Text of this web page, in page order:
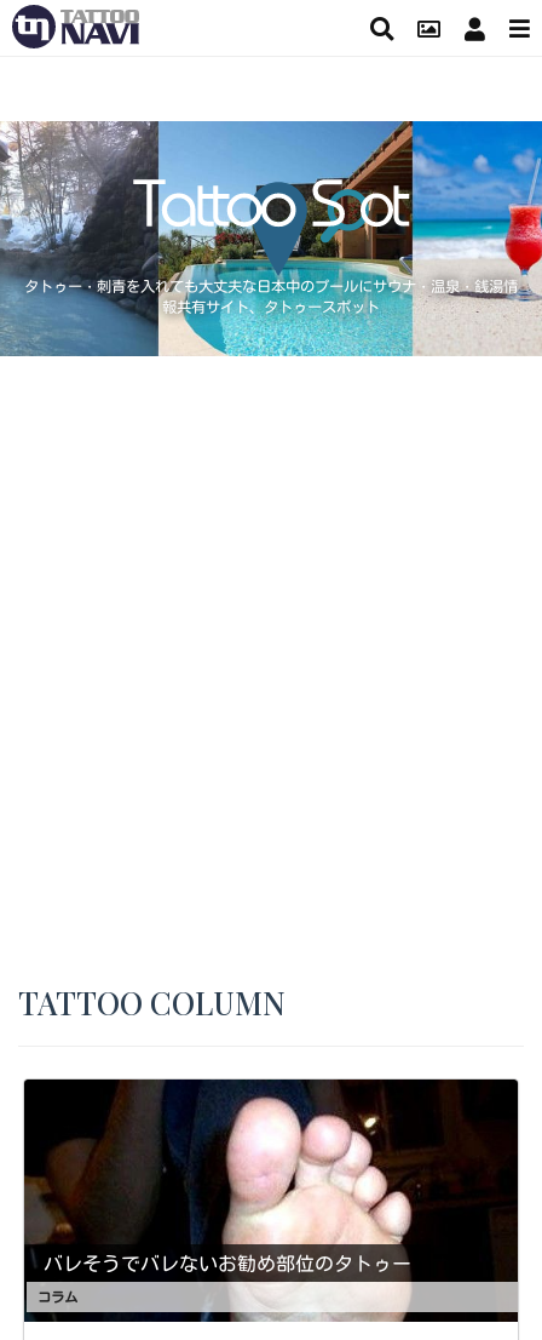
タトゥー・刺青を入れても大丈夫な日本中のプールにサウナ・温泉・銭湯情
報共有サイト、タトゥースポット
TATTOO COLUMN
バレそうでバレないお勧め部位のタトゥー
コラム